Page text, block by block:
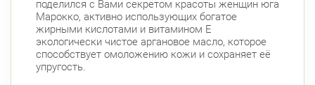
поделился с Вами секретом красоты женщин юга
Марокко, активно использующих богатое
жирными кислотами и витамином Е
экологически чистое аргановое масло, которое
способствует омоложению кожи и сохраняет её
упругость.